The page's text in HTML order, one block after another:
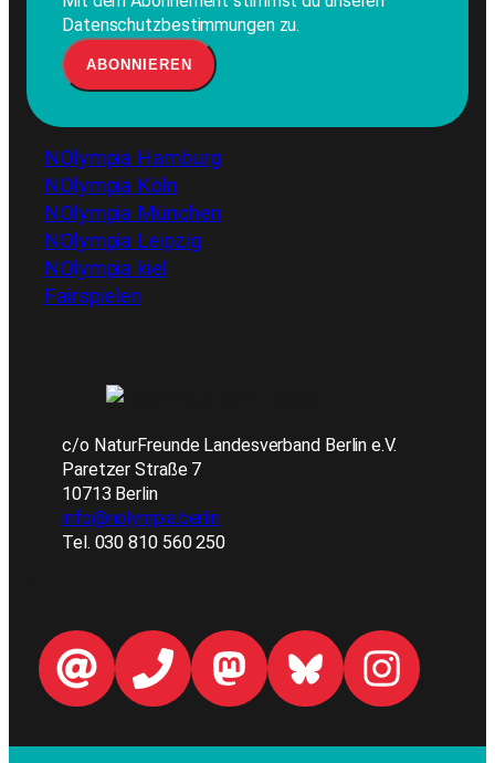
Datenschutzbestimmungen zu.
NOlympia Hamburg
NOlympia Köln
NOlympia München
NOlympia Leipzig
NOlympia kiel
Fairspielen
c/o NaturFreunde Landesverband Berlin e.V.
Paretzer Straße 7
10713 Berlin
info@nolympia.berlin
Tel. 030 810 560 250